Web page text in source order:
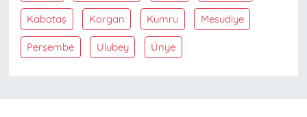
Kabataş Korgan Kumru Mesudiye
Perşembe Ulubey Ünye